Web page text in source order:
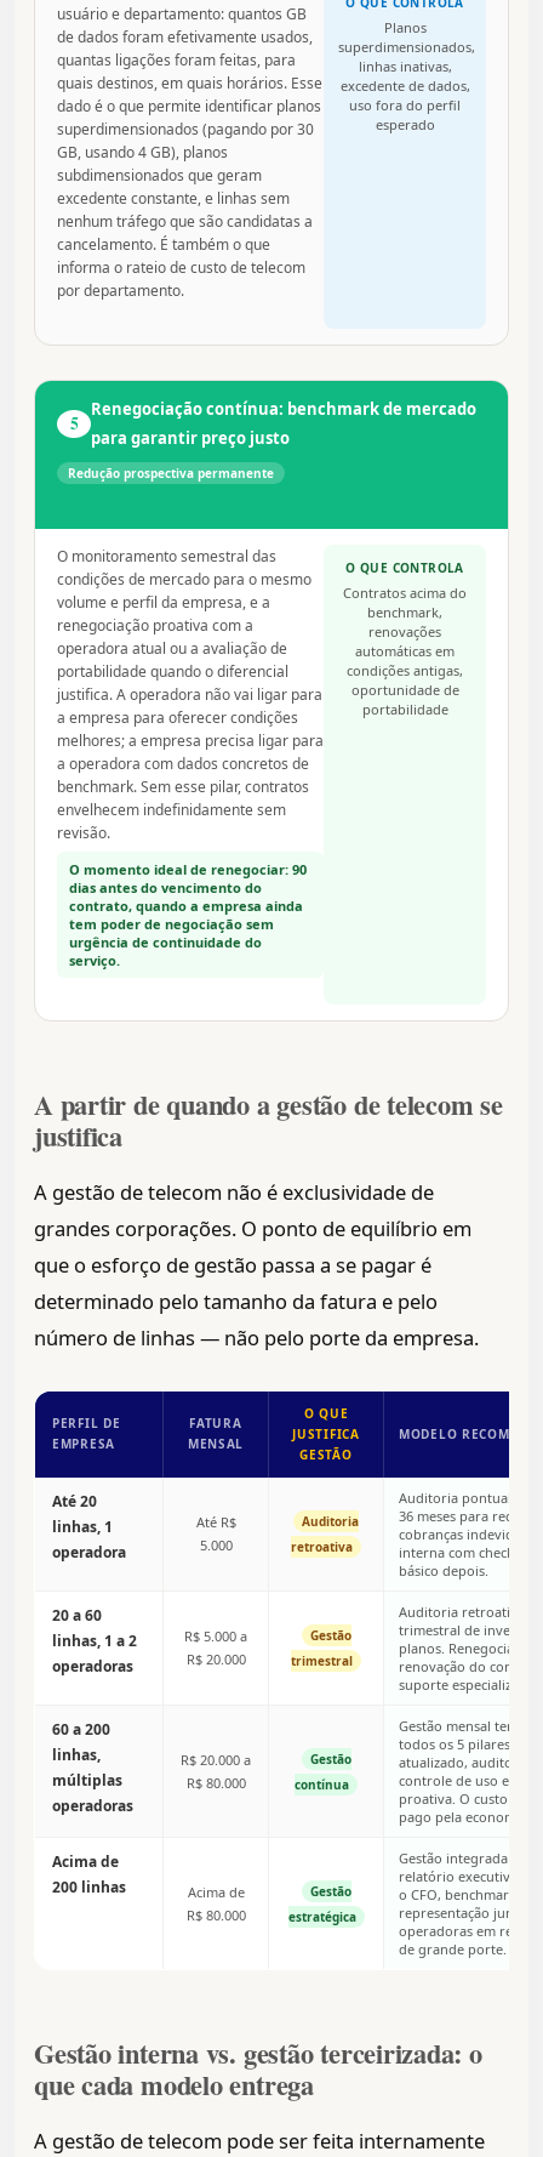
usuário e departamento: quantos GB
de dados foram efetivamente usados,
quantas ligações foram feitas, para
quais destinos, em quais horários. Esse
dado é o que permite identificar planos
superdimensionados (pagando por 30
GB, usando 4 GB), planos
subdimensionados que geram
excedente constante, e linhas sem
nenhum tráfego que são candidatas a
cancelamento. É também o que
informa o rateio de custo de telecom
por departamento.
Planos
superdimensionados,
linhas inativas,
excedente de dados,
uso fora do perfil
esperado
5
Renegociação contínua: benchmark de mercado
para garantir preço justo
Redução prospectiva permanente
O monitoramento semestral das
condições de mercado para o mesmo
volume e perfil da empresa, e a
renegociação proativa com a
operadora atual ou a avaliação de
portabilidade quando o diferencial
justifica. A operadora não vai ligar para
a empresa para oferecer condições
melhores; a empresa precisa ligar para
a operadora com dados concretos de
benchmark. Sem esse pilar, contratos
envelhecem indefinidamente sem
revisão.
O momento ideal de renegociar: 90
dias antes do vencimento do
contrato, quando a empresa ainda
tem poder de negociação sem
urgência de continuidade do
serviço.
O QUE CONTROLA
Contratos acima do
benchmark,
renovações
automáticas em
condições antigas,
oportunidade de
portabilidade
A partir de quando a gestão de telecom se
justifica
A gestão de telecom não é exclusividade de
grandes corporações. O ponto de equilíbrio em
que o esforço de gestão passa a se pagar é
determinado pelo tamanho da fatura e pelo
número de linhas — não pelo porte da empresa.
PERFIL DE
EMPRESA
FATURA
MENSAL
O QUE
JUSTIFICA
GESTÃO
MODELO
Até 20
linhas, 1
operadora
Até R$
5.000
Auditoria
retroativa
Auditoria pontual dos
36 meses para
cobranças indevidas.
interna com checklist
básico depois.
20 a 60
linhas, 1 a 2
operadoras
R$ 5.000 a
R$ 20.000
Gestão
trimestral
Auditoria retroativa +
trimestral de
planos. Renegociação
renovação do
suporte especializado.
60 a 200
linhas,
múltiplas
operadoras
R$ 20.000 a
R$ 80.000
Gestão
contínua
Gestão mensal
todos os 5 pilares:
atualizado, auditoria
controle de uso e
proativa. O custo da
pago pela economia
Acima de
200 linhas
Acima de
R$ 80.000
Gestão
estratégica
Gestão integrada com
relatório executivo
o CFO, benchmark
representação junto às
operadoras em
de grande porte.
Gestão interna vs. gestão terceirizada: o
que cada modelo entrega
A gestão de telecom pode ser feita internamente